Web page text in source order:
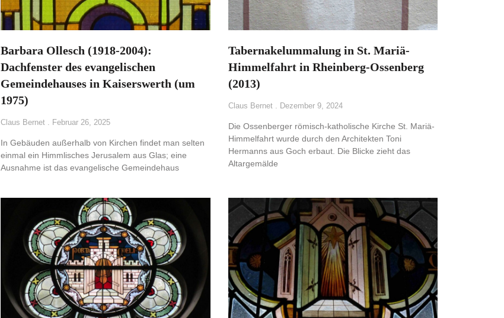
Barbara Ollesch (1918-2004):
Dachfenster des evangelischen
Gemeindehauses in Kaiserswerth (um
1975)
Claus Bernet Februar 26, 2025
In Gebäuden außerhalb von Kirchen findet man selten
einmal ein Himmlisches Jerusalem aus Glas; eine
Ausnahme ist das evangelische Gemeindehaus
Tabernakelummalung in St. Mariä-
Himmelfahrt in Rheinberg-Ossenberg
(2013)
Claus Bernet Dezember 9, 2024
Die Ossenberger römisch-katholische Kirche St. Mariä-
Himmelfahrt wurde durch den Architekten Toni
Hermanns aus Goch erbaut. Die Blicke zieht das
Altargemälde